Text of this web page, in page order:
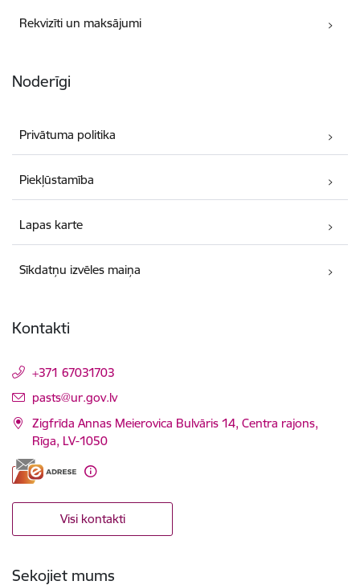
Rekvizīti un maksājumi
Noderīgi
Privātuma politika
Piekļūstamība
Lapas karte
Sīkdatņu izvēles maiņa
Kontakti
+371 67031703
E-pasts:
pasts@ur.gov.lv
Zigfrīda Annas Meierovica Bulvāris 14, Centra rajons,
Rīga, LV-1050
Visi kontakti
Sekojiet mums